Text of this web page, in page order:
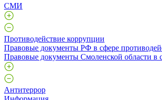
СМИ
Противодействие коррупции
Правовые документы РФ в сфере
Правовые документы Смоленской области в
Антитеррор